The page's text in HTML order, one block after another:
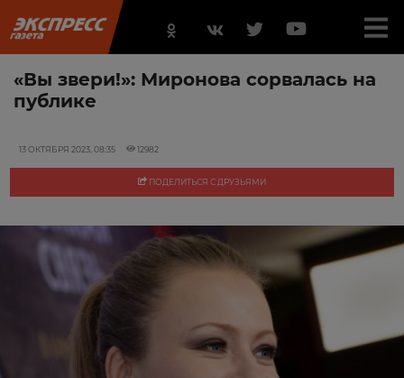
«Вы звери!»: Миронова сорвалась на
публике
13 ОКТЯБРЯ 2023, 08:35 12982
ПОДЕЛИТЬСЯ С ДРУЗЬЯМИ